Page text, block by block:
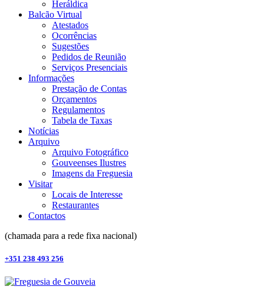
Heráldica
Balcão Virtual
Atestados
Ocorrências
Sugestões
Pedidos de Reunião
Serviços Presenciais
Informações
Prestação de Contas
Orçamentos
Regulamentos
Tabela de Taxas
Notícias
Arquivo
Arquivo Fotográfico
Gouveenses Ilustres
Imagens da Freguesia
Visitar
Locais de Interesse
Restaurantes
Contactos
(chamada para a rede fixa nacional)
+351 238 493 256